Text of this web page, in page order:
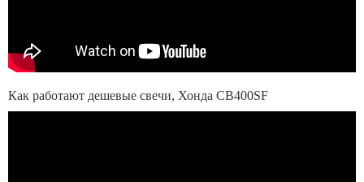
Как работают дешевые свечи, Хонда СВ400SF